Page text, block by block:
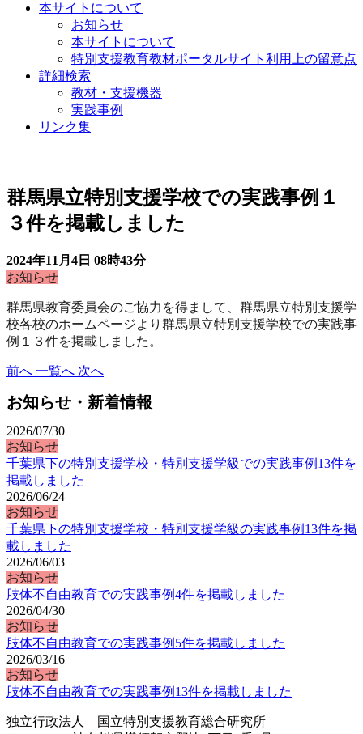
本サイトについて
お知らせ
本サイトについて
特別支援教育教材ポータルサイト利用上の留意点
詳細検索
教材・支援機器
実践事例
リンク集
群馬県立特別支援学校での実践事例１
３件を掲載しました
2024年11月4日 08時43分
お知らせ
群馬県教育委員会のご協力を得まして、群馬県立特別支援学
校各校のホームページより群馬県立特別支援学校での実践事
例１３件を掲載しました。
前へ 一覧へ 次へ
お知らせ・新着情報
2026/07/30
お知らせ
千葉県下の特別支援学校・特別支援学級での実践事例13件を
掲載しました
2026/06/24
お知らせ
千葉県下の特別支援学校・特別支援学級の実践事例13件を掲
載しました
2026/06/03
お知らせ
肢体不自由教育での実践事例4件を掲載しました
2026/04/30
お知らせ
肢体不自由教育での実践事例5件を掲載しました
2026/03/16
お知らせ
肢体不自由教育での実践事例13件を掲載しました
独立行政法人 国立特別支援教育総合研究所